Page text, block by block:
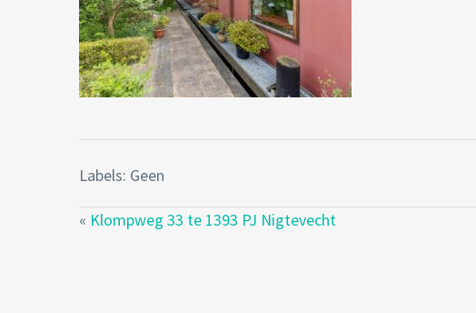
Labels: Geen
« Klompweg 33 te 1393 PJ Nigtevecht